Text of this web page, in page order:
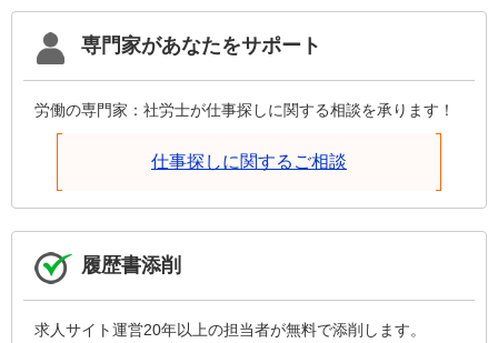
専門家があなたをサポート
労働の専門家：社労士が仕事探しに関する相談を承ります！
仕事探しに関するご相談
履歴書添削
求人サイト運営20年以上の担当者が無料で添削します。